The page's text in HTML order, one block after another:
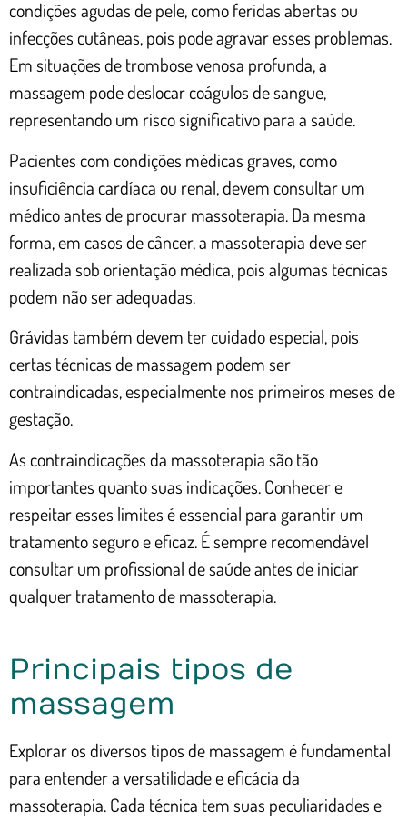
condições agudas de pele, como feridas abertas ou
infecções cutâneas, pois pode agravar esses problemas.
Em situações de trombose venosa profunda, a
massagem pode deslocar coágulos de sangue,
representando um risco significativo para a saúde.
Pacientes com condições médicas graves, como
insuficiência cardíaca ou renal, devem consultar um
médico antes de procurar massoterapia. Da mesma
forma, em casos de câncer, a massoterapia deve ser
realizada sob orientação médica, pois algumas técnicas
podem não ser adequadas.
Grávidas também devem ter cuidado especial, pois
certas técnicas de massagem podem ser
contraindicadas, especialmente nos primeiros meses de
gestação.
As contraindicações da massoterapia são tão
importantes quanto suas indicações. Conhecer e
respeitar esses limites é essencial para garantir um
tratamento seguro e eficaz. É sempre recomendável
consultar um profissional de saúde antes de iniciar
qualquer tratamento de massoterapia.
Principais tipos de
massagem
Explorar os diversos tipos de massagem é fundamental
para entender a versatilidade e eficácia da
massoterapia. Cada técnica tem suas peculiaridades e